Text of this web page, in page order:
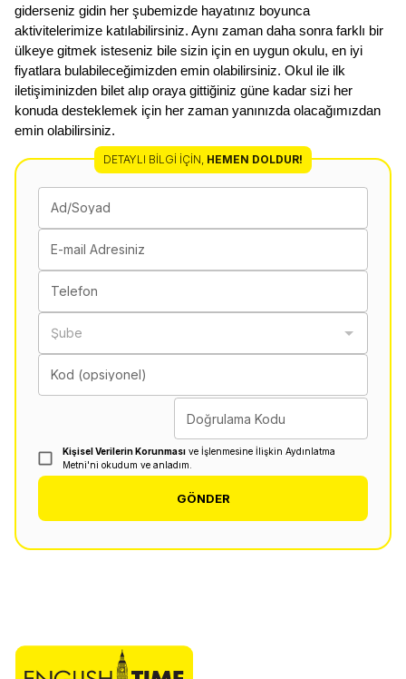
giderseniz gidin her şubemizde hayatınız boyunca
aktivitelerimize katılabilirsiniz. Aynı zaman daha sonra farklı bir
ülkeye gitmek isteseniz bile sizin için en uygun okulu, en iyi
fiyatlara bulabileceğimizden emin olabilirsiniz. Okul ile ilk
iletişiminizden bilet alıp oraya gittiğiniz güne kadar sizi her
konuda desteklemek için her zaman yanınızda olacağımızdan
emin olabilirsiniz.
DETAYLI BILGI İÇIN, HEMEN DOLDUR!
Ad/Soyad
E-mail Adresiniz
Telefon
Şube
Kod (opsiyonel)
Doğrulama Kodu
Kişisel Verilerin Korunması ve İşlenmesine İlişkin Aydınlatma
Metni'ni okudum ve anladım.
GÖNDER